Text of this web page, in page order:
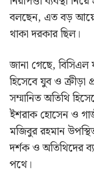
বলছেন, এত বড়
থাকা দরকার ছিল।
জানা গেছে, বিসিএল
হিসেবে যুব ও ক্রীড়া
সম্মানিত অতিথি
ইশরাক হোসেন ও
মজিবুর রহমান
দর্শক ও অতিথিদের
পথে।